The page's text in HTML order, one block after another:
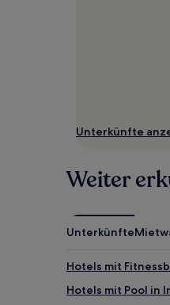
Unterkünfte
Weiter
Unterkünfte
Hotels mit
Hotels mit Pool in